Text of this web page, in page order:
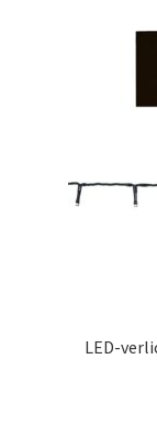
LED-